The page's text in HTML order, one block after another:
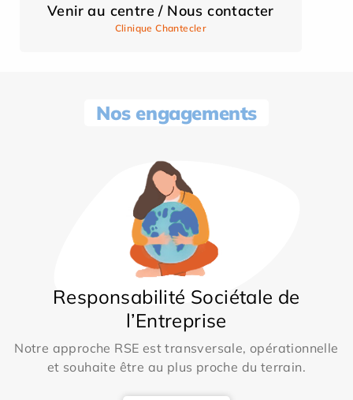
Venir au centre / Nous contacter
Clinique Chantecler
Nos engagements
Responsabilité Sociétale de
l’Entreprise
Notre approche RSE est transversale, opérationnelle
et souhaite être au plus proche du terrain.